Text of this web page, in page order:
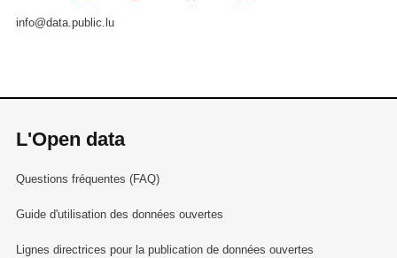
info@data.public.lu
L'Open data
Questions fréquentes (FAQ)
Guide d'utilisation des données ouvertes
Lignes directrices pour la publication de données ouvertes